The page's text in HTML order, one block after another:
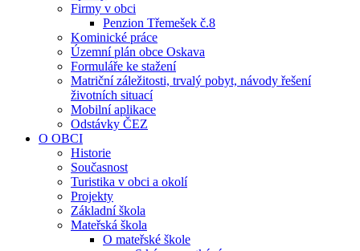
Firmy v obci
Penzion Třemešek č.8
Kominické práce
Územní plán obce Oskava
Formuláře ke stažení
Matriční záležitosti, trvalý pobyt, návody řešení
životních situací
Mobilní aplikace
Odstávky ČEZ
O OBCI
Historie
Současnost
Turistika v obci a okolí
Projekty
Základní škola
Mateřská škola
O mateřské škole